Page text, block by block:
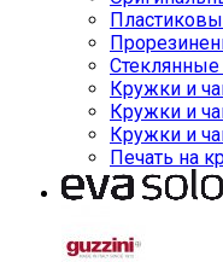
Кружки и
Кружки и
Кружки и
Печать на